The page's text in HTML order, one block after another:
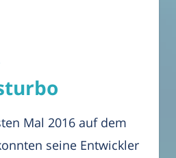
Mal 2016 auf dem
seine Entwickler